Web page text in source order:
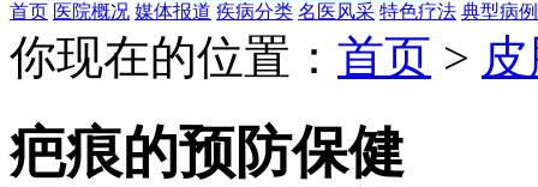
首页 医院概况 媒体报道 疾病分类 名医风采 特色疗法 典型病例
你现在的位置： 首页 >
疤痕的预防保健